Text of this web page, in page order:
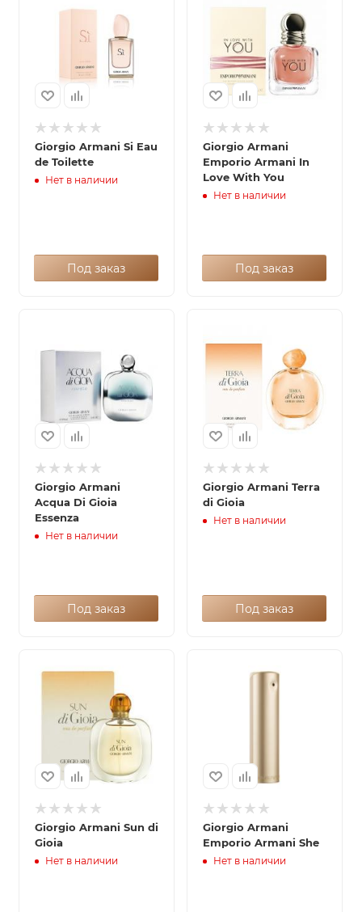
Giorgio Armani Si Eau
de Toilette
Нет в наличии
Под заказ
Giorgio Armani
Emporio Armani In
Love With You
Нет в наличии
Под заказ
Giorgio Armani
Acqua Di Gioia
Essenza
Нет в наличии
Под заказ
Giorgio Armani Terra
di Gioia
Нет в наличии
Под заказ
Giorgio Armani Sun di
Gioia
Нет в наличии
Giorgio Armani
Emporio Armani She
Нет в наличии